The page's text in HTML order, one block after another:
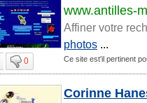
www.antilles-
Affiner votre
photos ...
0 Ce site est'il pertinent
Corinne